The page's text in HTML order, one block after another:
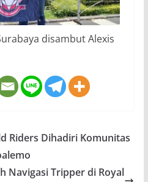
disambut Alexis
Riders Dihadiri Komunitas
Navigasi Tripper di Royal